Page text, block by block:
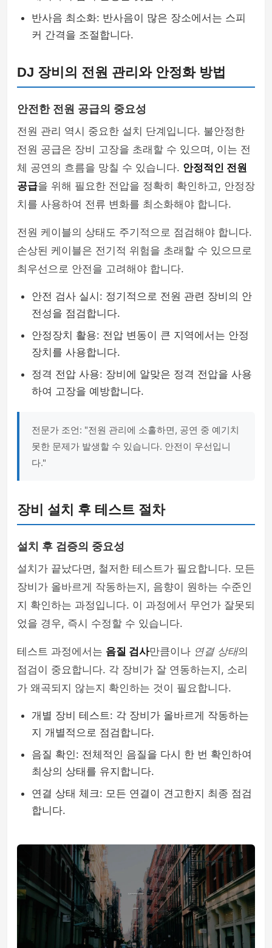
반사음 최소화: 반사음이 많은 장소에서는 스피
커 간격을 조절합니다.
DJ 장비의 전원 관리와 안정화 방법
안전한 전원 공급의 중요성
전원 관리 역시 중요한 설치 단계입니다. 불안정한
전원 공급은 장비 고장을 초래할 수 있으며, 이는 전
체 공연의 흐름을 망칠 수 있습니다. 안정적인 전원
공급을 위해 필요한 전압을 정확히 확인하고, 안정장
치를 사용하여 전류 변화를 최소화해야 합니다.
전원 케이블의 상태도 주기적으로 점검해야 합니다.
손상된 케이블은 전기적 위험을 초래할 수 있으므로
최우선으로 안전을 고려해야 합니다.
안전 검사 실시: 정기적으로 전원 관련 장비의 안
전성을 점검합니다.
안정장치 활용: 전압 변동이 큰 지역에서는 안정
장치를 사용합니다.
정격 전압 사용: 장비에 알맞은 정격 전압을 사용
하여 고장을 예방합니다.
전문가 조언: "전원 관리에 소홀하면, 공연 중 예기치
못한 문제가 발생할 수 있습니다. 안전이 우선입니
다."
장비 설치 후 테스트 절차
설치 후 검증의 중요성
설치가 끝났다면, 철저한 테스트가 필요합니다. 모든
장비가 올바르게 작동하는지, 음향이 원하는 수준인
지 확인하는 과정입니다. 이 과정에서 무언가 잘못되
었을 경우, 즉시 수정할 수 있습니다.
테스트 과정에서는 음질 검사만큼이나 연결 상태의
점검이 중요합니다. 각 장비가 잘 연동하는지, 소리
가 왜곡되지 않는지 확인하는 것이 필요합니다.
개별 장비 테스트: 각 장비가 올바르게 작동하는
지 개별적으로 점검합니다.
음질 확인: 전체적인 음질을 다시 한 번 확인하여
최상의 상태를 유지합니다.
연결 상태 체크: 모든 연결이 견고한지 최종 점검
합니다.